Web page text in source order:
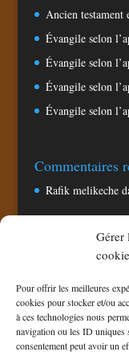
Gérer
Pour offrir les meilleures
cookies pour stocker et/ou
à ces technologies nous
navigation ou les ID uniques
consentement peut avoir un
Ancien
Évangile selon
Évangile selon
Évangile selon
Évangile selon
Commentaires
Rafik melikeche
Chaine TV CNA
Politique de
Politique de